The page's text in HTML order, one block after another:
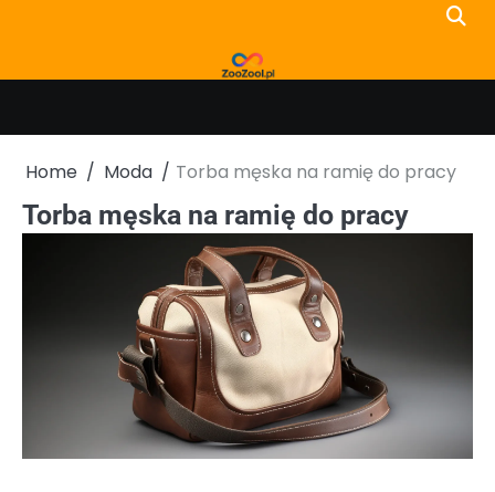
Home Moda Torba męska na ramię do pracy
Torba męska na ramię do pracy